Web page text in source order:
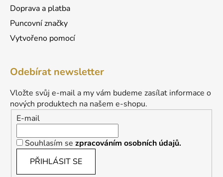
Doprava a platba
Puncovní značky
Vytvořeno pomocí
Odebírat newsletter
Vložte svůj e-mail a my vám budeme zasílat informace o
nových produktech na našem e-shopu.
E-mail
Souhlasím se zpracováním osobních údajů.
PŘIHLÁSIT SE